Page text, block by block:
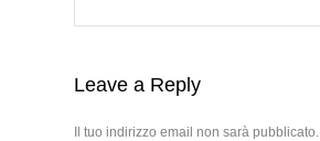
Leave a Reply
Il tuo indirizzo email non sarà pubblicato.